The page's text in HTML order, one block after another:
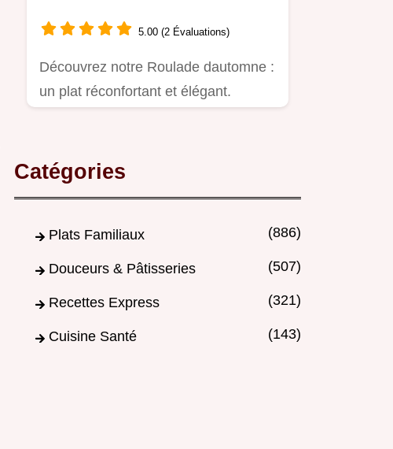
5.00 (2 Évaluations)
Découvrez notre Roulade dautomne :
un plat réconfortant et élégant.
Catégories
Plats Familiaux (886)
Douceurs & Pâtisseries (507)
Recettes Express (321)
Cuisine Santé (143)